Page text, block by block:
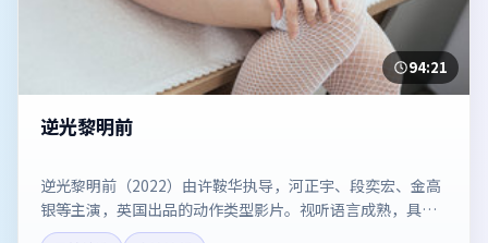
94:21
逆光黎明前
逆光黎明前（2022）由许鞍华执导，河正宇、段奕宏、金高
银等主演，英国出品的动作类型影片。视听语言成熟，具备
院线质感。剧情简介与主创信息可供检索参考，上映日期以